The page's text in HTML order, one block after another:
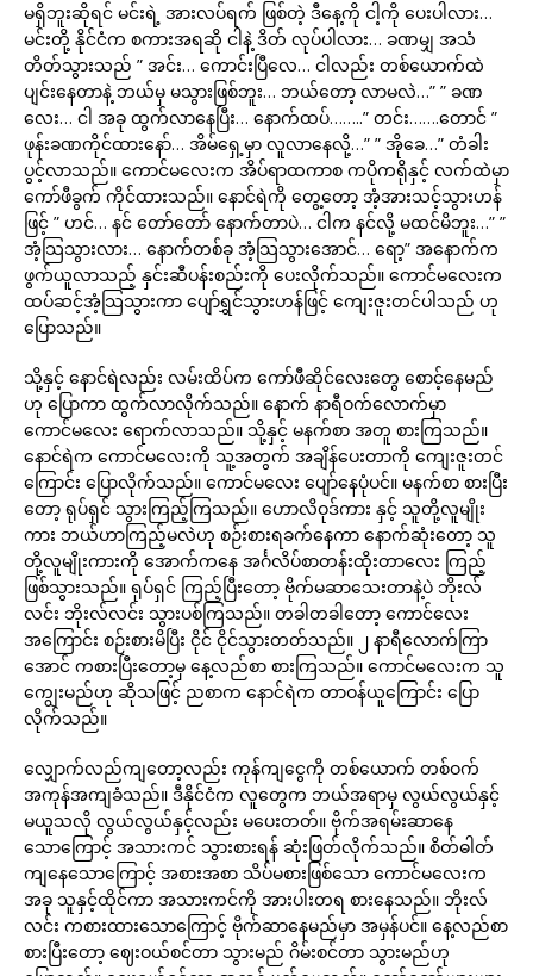
မရှိဘူးဆိုရင် မင်းရဲ့ အားလပ်ရက် ဖြစ်တဲ့ ဒီနေ့ကို ငါ့ကို ပေးပါလား…
မင်းတို့ နိုင်ငံက စကားအရဆို ငါနဲ့ ဒိတ် လုပ်ပါလား… ခဏမျှ အသံ
တိတ်သွားသည် ” အင်း… ကောင်းပြီလေ… ငါလည်း တစ်ယောက်ထဲ
ပျင်းနေတာနဲ့ ဘယ်မှ မသွားဖြစ်ဘူး… ဘယ်တော့ လာမလဲ…” ” ခဏ
လေး… ငါ အခု ထွက်လာနေပြီး… နောက်ထပ်……..” တင်း…….တောင် ”
ဖုန်းခဏကိုင်ထားနော်… အိမ်ရှေ့မှာ လူလာနေလို့…” ” အိုခေ…” တံခါး
ပွင့်လာသည်။ ကောင်မလေးက အိပ်ရာထကာစ ကပိုကရိုနှင့် လက်ထဲမှာ
ကော်ဖီခွက် ကိုင်ထားသည်။ နောင်ရဲကို တွေ့တော့ အံ့အားသင့်သွားဟန်
ဖြင့် ” ဟင်… နင် တော်တော် နောက်တာပဲ… ငါက နင်လို့ မထင်မိဘူး…” ”
အံ့သြသွားလား… နောက်တစ်ခု အံ့သြသွားအောင်… ရော့” အနောက်က
ဖွက်ယူလာသည့် နှင်းဆီပန်းစည်းကို ပေးလိုက်သည်။ ကောင်မလေးက
ထပ်ဆင့်အံ့သြသွားကာ ပျော်ရွှင်သွားဟန်ဖြင့် ကျေးဇူးတင်ပါသည် ဟု
ပြောသည်။
သို့နှင့် နောင်ရဲလည်း လမ်းထိပ်က ကော်ဖီဆိုင်လေးတွေ စောင့်နေမည်
ဟု ပြောကာ ထွက်လာလိုက်သည်။ နောက် နာရီဝက်လောက်မှာ
ကောင်မလေး ရောက်လာသည်။ သို့နှင့် မနက်စာ အတူ စားကြသည်။
နောင်ရဲက ကောင်မလေးကို သူ့အတွက် အချိန်ပေးတာကို ကျေးဇူးတင်
ကြောင်း ပြောလိုက်သည်။ ကောင်မလေး ပျော်နေပုံပင်။ မနက်စာ စားပြီး
တော့ ရုပ်ရှင် သွားကြည့်ကြသည်။ ဟောလိဝုဒ်ကား နှင့် သူတို့လူမျိုး
ကား ဘယ်ဟာကြည့်မလဲဟု စဉ်းစားရခက်နေကာ နောက်ဆုံးတော့ သူ
တို့လူမျိုးကားကို အောက်ကနေ အင်္ဂလိပ်စာတန်းထိုးတာလေး ကြည့်
ဖြစ်သွားသည်။ ရုပ်ရှင် ကြည့်ပြီးတော့ ဗိုက်မဆာသေးတာနဲ့ပဲ ဘိုးလ်
လင်း ဘိုးလ်လင်း သွားပစ်ကြသည်။ တခါတခါတော့ ကောင်လေး
အကြောင်း စဉ်းစားမိပြီး ငိုင် ငိုင်သွားတတ်သည်။ ၂ နာရီလောက်ကြာ
အောင် ကစားပြီးတော့မှ နေ့လည်စာ စားကြသည်။ ကောင်မလေးက သူ
ကျွေးမည်ဟု ဆိုသဖြင့် ညစာက နောင်ရဲက တာဝန်ယူကြောင်း ပြော
လိုက်သည်။
လျှောက်လည်ကျတော့လည်း ကုန်ကျငွေကို တစ်ယောက် တစ်ဝက်
အကုန်အကျခံသည်။ ဒီနိုင်ငံက လူတွေက ဘယ်အရာမှ လွယ်လွယ်နှင့်
မယူသလို လွယ်လွယ်နှင့်လည်း မပေးတတ်။ ဗိုက်အရမ်းဆာနေ
သောကြောင့် အသားကင် သွားစားရန် ဆုံးဖြတ်လိုက်သည်။ စိတ်ဓါတ်
ကျနေသောကြောင့် အစားအစာ သိပ်မစားဖြစ်သော ကောင်မလေးက
အခု သူနှင့်ထိုင်ကာ အသားကင်ကို အားပါးတရ စားနေသည်။ ဘိုးလ်
လင်း ကစားထားသောကြောင့် ဗိုက်ဆာနေမည်မှာ အမှန်ပင်။ နေ့လည်စာ
စားပြီးတော့ ဈေးဝယ်စင်တာ သွားမည် ဂိမ်းစင်တာ သွားမည်ဟု